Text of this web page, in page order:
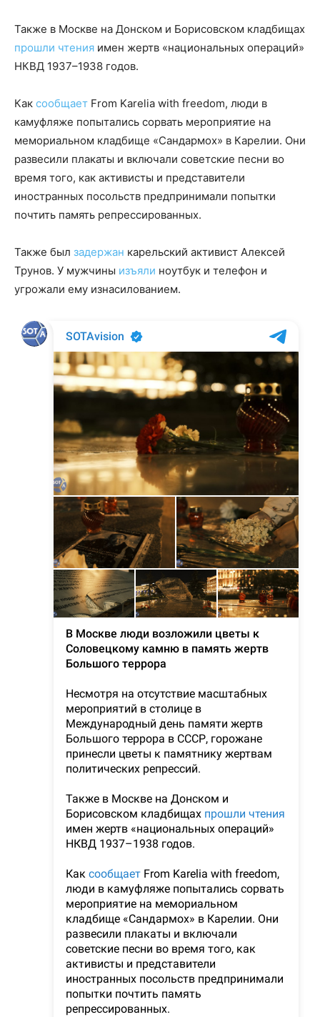
Также в Москве на Донском и Борисовском кладбищах
прошли чтения имен жертв «национальных операций»
НКВД 1937–1938 годов.
Как сообщает From Karelia with freedom, люди в
камуфляже попытались сорвать мероприятие на
мемориальном кладбище «Сандармох» в Карелии. Они
развесили плакаты и включали советские песни во
время того, как активисты и представители
иностранных посольств предпринимали попытки
почтить память репрессированных.
Также был задержан карельский активист Алексей
Трунов. У мужчины изъяли ноутбук и телефон и
угрожали ему изнасилованием.